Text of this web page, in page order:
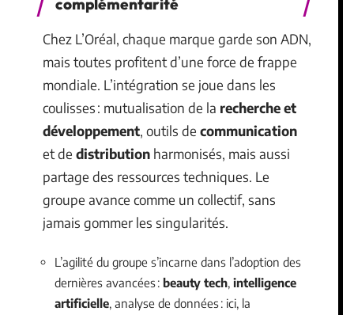
Chez L’Oréal, chaque marque garde son ADN,
mais toutes profitent d’une force de frappe
mondiale. L’intégration se joue dans les
coulisses : mutualisation de la recherche et
développement, outils de communication
et de distribution harmonisés, mais aussi
partage des ressources techniques. Le
groupe avance comme un collectif, sans
jamais gommer les singularités.
L’agilité du groupe s’incarne dans l’adoption des
dernières avancées : beauty tech, intelligence
artificielle, analyse de données : ici, la